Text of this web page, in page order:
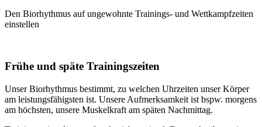
Den Biorhythmus auf ungewohnte Trainings- und Wettkampfzeiten
einstellen
Frühe und späte Trainingszeiten
Unser Biorhythmus bestimmt, zu welchen Uhrzeiten unser Körper
am leistungsfähigsten ist. Unsere Aufmerksamkeit ist bspw. morgens
am höchsten, unsere Muskelkraft am späten Nachmittag.